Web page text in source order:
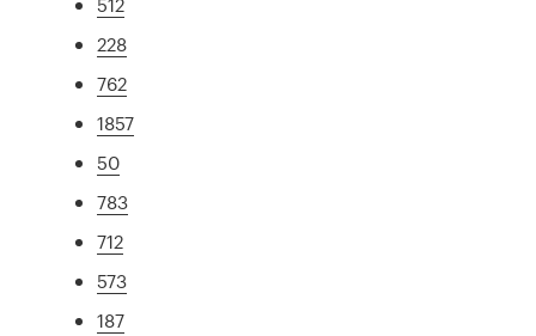
228
762
1857
50
783
712
573
187